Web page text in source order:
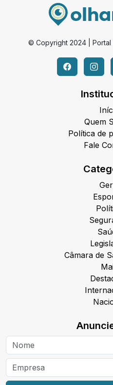
© Copyright 2024 | Portal
Quem
Política de
Fale
Câmara de